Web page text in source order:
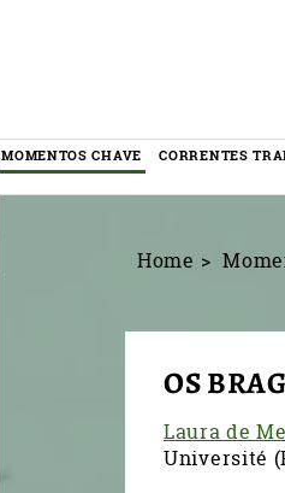
MOMENTOS CHAVE CORRENTES
Home
OS
Laura de
Université